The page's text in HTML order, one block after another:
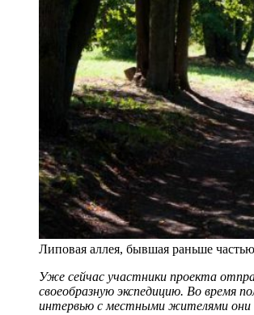
Липовая аллея, бывшая раньше
Уже сейчас участники проекта
своеобразную экспедицию. Во время
интервью с местными жителями они